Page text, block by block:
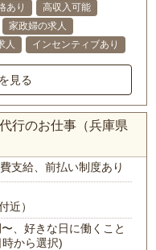
あり
高収入可能
家政婦の求人
人 インセンティブあり
見る
行のお仕事（兵庫県
費支給、前払い制度あり
近）
、好きな日に働くこと
から選択)